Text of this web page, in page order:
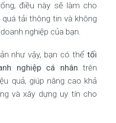
điều này sẽ làm cho
tải thông tin và không
nghiệp của bạn.
như vậy, bạn có thểtối
nghiệp cá nhân trên
quả, giúp nâng cao khả
và xây dựng uy tín cho